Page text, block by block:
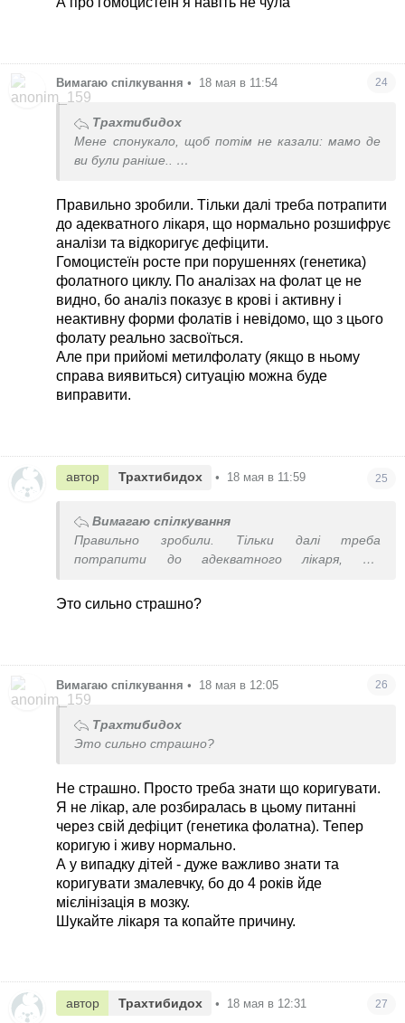
Вимагаю спілкування • 18 мая в 11:54 24
Трахтибидох
Мене спонукало, щоб потім не казали: мамо де
ви були раніше..
Правильно зробили. Тільки далі треба потрапити
до адекватного лікаря, що нормально розшифрує
аналізи та відкоригує дефіцити.
Гомоцистеїн росте при порушеннях (генетика)
фолатного циклу. По аналізах на фолат це не
видно, бо аналіз показує в крові і активну і
неактивну форми фолатів і невідомо, що з цього
фолату реально засвоїться.
Але при прийомі метилфолату (якщо в ньому
справа виявиться) ситуацію можна буде
виправити.
автор Трахтибидох • 18 мая в 11:59 25
Вимагаю спілкування
Правильно зробили. Тільки далі треба
потрапити до адекватного лікаря, що
фолату реально засвоїться.
справа виявиться) ситуацію можна буде
виправити.
Это сильно страшно?
Вимагаю спілкування • 18 мая в 12:05 26
Трахтибидох
Это сильно страшно?
Не страшно. Просто треба знати що коригувати.
Я не лікар, але розбиралась в цьому питанні
через свій дефіцит (генетика фолатна). Тепер
коригую і живу нормально.
А у випадку дітей - дуже важливо знати та
коригувати змалевчку, бо до 4 років йде
мієлінізація в мозку.
Шукайте лікаря та копайте причину.
автор Трахтибидох • 18 мая в 12:31 27